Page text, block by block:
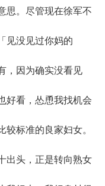
思。尽管现在徐军不
见没见过你妈的
，因为确实没看见
好看，怂恿我找机会
标准的良家妇女。
出头，正是转向熟女